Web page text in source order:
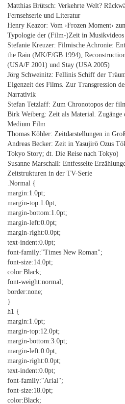
Matthias Brütsch: Verkehrte Welt?
Fernsehserie und Literatur
Henry Keazor: Vom ›Frozen Moment‹
Typologie der (Film-)Zeit in Musikvideos
Stefanie Kreuzer: Filmische Achronie:
the Rain (MK/F/GB 1994),
(USA/F 2001) und Stay (USA 2005)
Jörg Schweinitz: Fellinis Schiff der
Eigenzeit des Films. Zur Transgression
Narrativik
Stefan Tetzlaff: Zum Chronotopos der
Birk Weiberg: Zeit als Material. Zugänge
Medium Film
Thomas Köhler: Zeitdarstellungen in
Andreas Becker: Zeit in Yasujirō Ozus
Tokyo Story; dt. Die Reise nach Tokyo)
Susanne Marschall: Entfesselte
Zeitstrukturen in der TV-Serie
.Normal {
margin:1.0pt;
margin-top:1.0pt;
margin-bottom:1.0pt;
margin-left:0.0pt;
margin-right:0.0pt;
text-indent:0.0pt;
font-family:"Times New Roman";
font-size:14.0pt;
color:Black;
font-weight:normal;
border:none;
}
h1 {
margin:1.0pt;
margin-top:12.0pt;
margin-bottom:3.0pt;
margin-left:0.0pt;
margin-right:0.0pt;
text-indent:0.0pt;
font-family:"Arial";
font-size:18.0pt;
color:Black;